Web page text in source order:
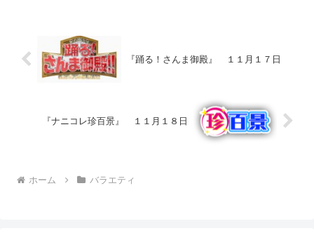
『踊る！さんま御殿』 １１月１７日
『ナニコレ珍百景』 １１月１８日
ホーム バラエティ